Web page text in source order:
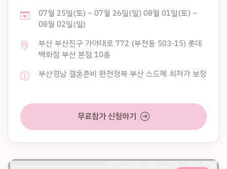
07월 25일(토) ~ 07월 26일(일) 08월 01일(토) ~
08월 02일(일)
부산 부산진구 가야대로 772 (부전동 503-15) 롯데
백화점 부산 본점 10층
부산경남 결혼준비 완전정복 부산 스드메 최저가 보장
무료참가 신청하기